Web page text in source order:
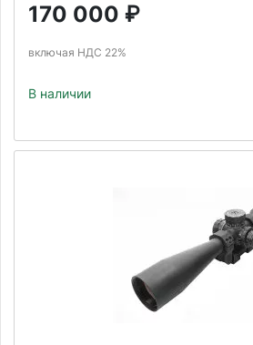
170 000 ₽
включая НДС 22%
В наличии